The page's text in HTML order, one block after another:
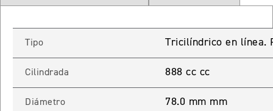
NEW
Tipo Tricilíndrico en línea.
Cilindrada 888 cc cc
Diámetro 78.0 mm mm